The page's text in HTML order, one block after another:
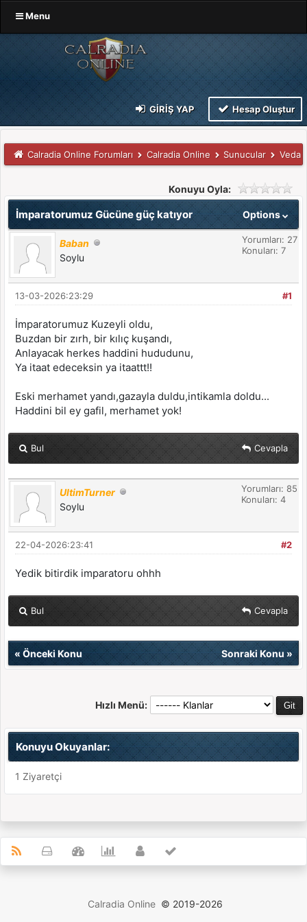
Menu
GIRIŞ YAP Hesap Oluştur
Calradia Online Forumları Calradia Online Sunucular Veda
Konuyu Oyla:
Options
İmparatorumuz Gücüne güç katıyor
Baban
Soylu
Yorumları: 27
Konuları: 7
#1
13-03-2026:23:29
İmparatorumuz Kuzeyli oldu,
Buzdan bir zırh, bir kılıç kuşandı,
Anlayacak herkes haddini hududunu,
Ya itaat edeceksin ya itaattt!!
Eski merhamet yandı,gazayla duldu,intikamla doldu...
Haddini bil ey gafil, merhamet yok!
Bul Cevapla
UltimTurner
Soylu
Yorumları: 85
Konuları: 4
#2
22-04-2026:23:41
Yedik bitirdik imparatoru ohhh
Bul Cevapla
« Önceki Konu Sonraki Konu»
Hızlı Menü:
Konuyu Okuyanlar:
1 Ziyaretçi
Calradia Online © 2019-2026